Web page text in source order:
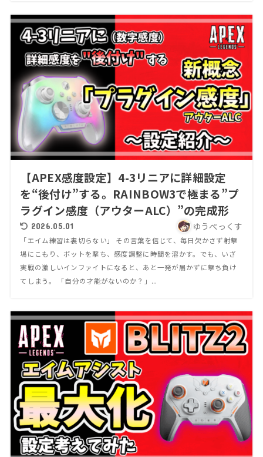
【APEX感度設定】4-3リニアに詳細設定
を“後付け”する。RAINBOW3で極まる”プ
ラグイン感度（アウターALC）”の完成形
2026.05.01 ゆうぺっくす
「エイム練習は裏切らない」 その言葉を信じて、毎日欠かさず射撃
場にこもり、ボットを撃ち、感度調整に時間を溶かす。でも、いざ
実戦の激しいインファイトになると、あと一発が届かずに撃ち負け
てしまう。 「自分の才能がないのか？」...